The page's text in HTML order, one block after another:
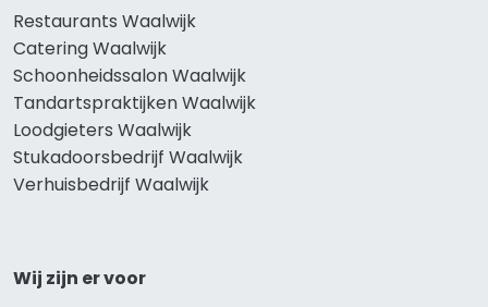
Restaurants Waalwijk
Catering Waalwijk
Schoonheidssalon Waalwijk
Tandartspraktijken Waalwijk
Loodgieters Waalwijk
Stukadoorsbedrijf Waalwijk
Verhuisbedrijf Waalwijk
Wij zijn er voor